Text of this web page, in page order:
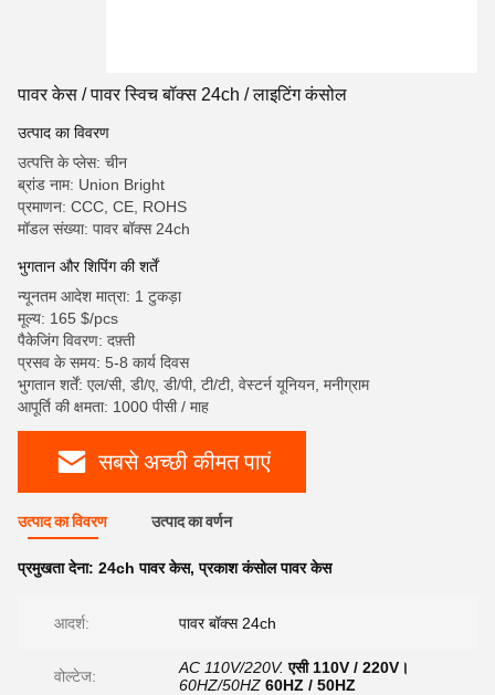
पावर केस / पावर स्विच बॉक्स 24ch / लाइटिंग कंसोल
उत्पाद का विवरण
उत्पत्ति के प्लेस: चीन
ब्रांड नाम: Union Bright
प्रमाणन: CCC, CE, ROHS
मॉडल संख्या: पावर बॉक्स 24ch
भुगतान और शिपिंग की शर्तें
न्यूनतम आदेश मात्रा: 1 टुकड़ा
मूल्य: 165 $/pcs
पैकेजिंग विवरण: दफ़्ती
प्रसव के समय: 5-8 कार्य दिवस
भुगतान शर्तें: एल/सी, डी/ए, डी/पी, टी/टी, वेस्टर्न यूनियन, मनीग्राम
आपूर्ति की क्षमता: 1000 पीसी / माह
सबसे अच्छी कीमत पाएं
उत्पाद का विवरण उत्पाद का वर्णन
प्रमुखता देना: 24ch पावर केस,प्रकाश कंसोल पावर केस
आदर्श: पावर बॉक्स 24ch
वोल्टेज: AC 110V/220V. एसी 110V / 220V।
60HZ/50HZ 60HZ / 50HZ